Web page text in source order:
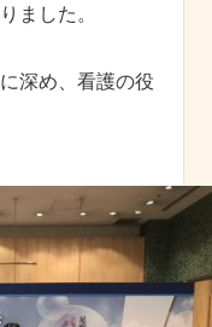
ました。
深め、看護の役